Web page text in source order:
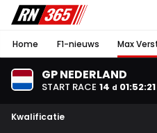
Home F1-nieuws Max
GP NEDERLAND
START RACE 14 d 01:52:20
Kwalificatie